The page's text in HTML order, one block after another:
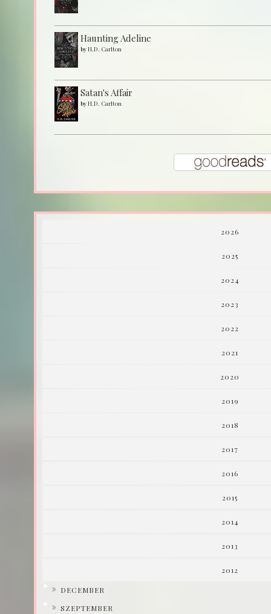
Haunting Adeline
byH.D. Carlton
Satan's Affair
byH.D. Carlton
2026
2025
2024
2023
2022
2021
2020
2019
2018
2017
2016
2015
2014
2013
2012
DECEMBER
SZEPTEMBER